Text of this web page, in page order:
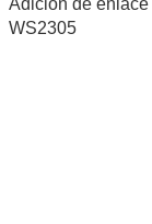
Adición de
WS2305